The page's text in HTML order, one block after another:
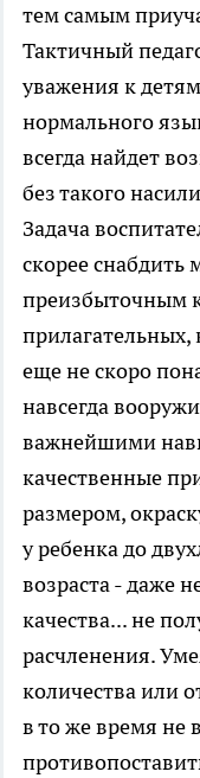
тем самым
Тактичный
уважения к
нормального
всегда найдет
без такого
Задача
скорее
преизбыточным
прилагательных,
еще не скоро
навсегда
важнейшими
качественные
размером,
у ребенка до
возраста - даже
качества... не
расчленения.
количества или
в то же время не